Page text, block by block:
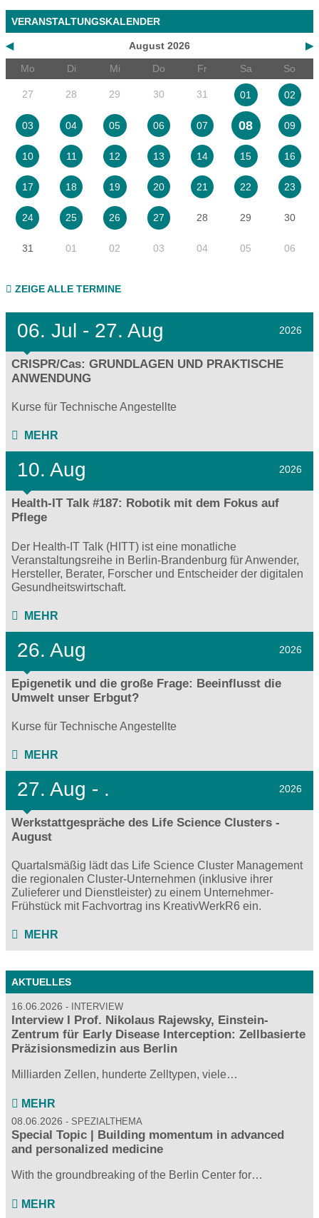
VERANSTALTUNGSKALENDER
◀ ▶
August 2026
Mo
Di Mi Do Fr Sa So
27 28 29 30 31 01 02
03 04 05 06 07 08 09
10 11 12 13 14 15 16
17 18 19 20 21 22 23
24 25 26 27 28 29 30
31 01 02 03 04 05 06
ZEIGE ALLE TERMINE
06. Jul - 27. Aug 2026
CRISPR/Cas: GRUNDLAGEN UND PRAKTISCHE
ANWENDUNG
Kurse für Technische Angestellte
MEHR
10. Aug 2026
Health-IT Talk #187: Robotik mit dem Fokus auf
Pflege
Der Health-IT Talk (HITT) ist eine monatliche
Veranstaltungsreihe in Berlin-Brandenburg für Anwender,
Hersteller, Berater, Forscher und Entscheider der digitalen
Gesundheitswirtschaft.
MEHR
26. Aug 2026
Epigenetik und die große Frage: Beeinflusst die
Umwelt unser Erbgut?
Kurse für Technische Angestellte
MEHR
27. Aug - . 2026
Werkstattgespräche des Life Science Clusters -
August
Quartalsmäßig lädt das Life Science Cluster Management
die regionalen Cluster-Unternehmen (inklusive ihrer
Zulieferer und Dienstleister) zu einem Unternehmer-
Frühstück mit Fachvortrag ins KreativWerkR6 ein.
MEHR
AKTUELLES
16.06.2026 INTERVIEW
Interview I Prof. Nikolaus Rajewsky, Einstein-
Zentrum für Early Disease Interception: Zellbasierte
Präzisionsmedizin aus Berlin
Milliarden Zellen, hunderte Zelltypen, viele…
MEHR
08.06.2026 SPEZIALTHEMA
Special Topic | Building momentum in advanced
and personalized medicine
With the groundbreaking of the Berlin Center for…
MEHR